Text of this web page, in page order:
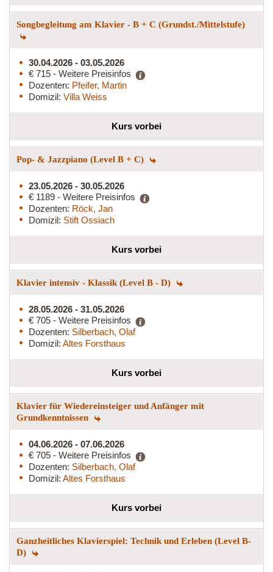
Songbegleitung am Klavier - B + C (Grundst./Mittelstufe)
30.04.2026 - 03.05.2026
€ 715 - Weitere Preisinfos
Dozenten: Pfeifer, Martin
Domizil: Villa Weiss
Kurs vorbei
Pop- & Jazzpiano (Level B + C)
23.05.2026 - 30.05.2026
€ 1189 - Weitere Preisinfos
Dozenten: Röck, Jan
Domizil: Stift Ossiach
Kurs vorbei
Klavier intensiv - Klassik (Level B - D)
28.05.2026 - 31.05.2026
€ 705 - Weitere Preisinfos
Dozenten: Silberbach, Olaf
Domizil: Altes Forsthaus
Kurs vorbei
Klavier für Wiedereinsteiger und Anfänger mit
Grundkenntnissen
04.06.2026 - 07.06.2026
€ 705 - Weitere Preisinfos
Dozenten: Silberbach, Olaf
Domizil: Altes Forsthaus
Kurs vorbei
Ganzheitliches Klavierspiel: Technik und Erleben (Level B-
D)